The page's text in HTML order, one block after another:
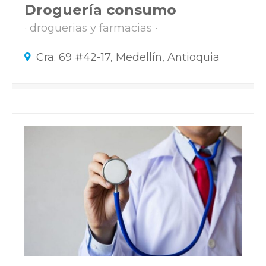
Droguería consumo
droguerias y farmacias
Cra. 69 #42-17, Medellín, Antioquia